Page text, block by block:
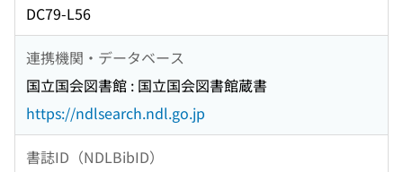
DC79-L56
連携機関・データベース
国立国会図書館 : 国立国会図書館蔵書
https://ndlsearch.ndl.go.jp
書誌ID（NDLBibID）